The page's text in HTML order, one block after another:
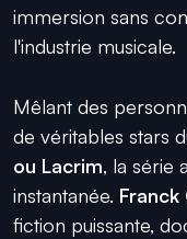
immersion sans
l'industrie musicale.
Mêlant des
de véritables stars
ou Lacrim, la série
instantanée. Franck
fiction puissante,